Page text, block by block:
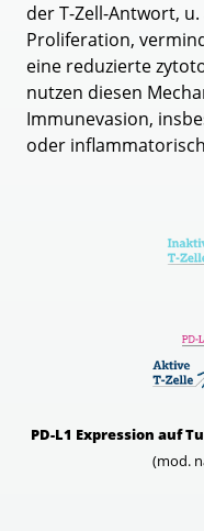
der T-Zell-Antwort,
Proliferation,
eine reduzierte
nutzen diesen
Immunevasion,
oder
PD-L1 Expression auf
(mod.